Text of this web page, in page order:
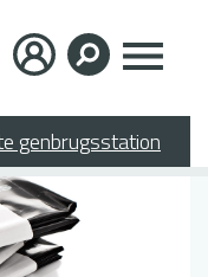
×
genbrugsstation